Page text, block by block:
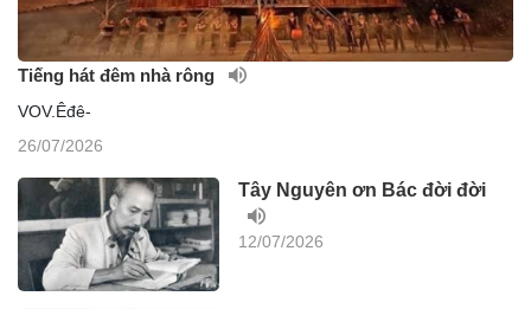
Tiếng hát đêm nhà rông
VOV.Êđê-
26/07/2026
Tây Nguyên ơn Bác đời đời
12/07/2026